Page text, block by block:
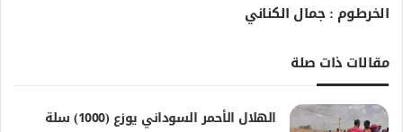
الخرطوم : جمال الكناني
مقالات ذات صلة
الهلال الأحمر السوداني يوزع (1000) سلة